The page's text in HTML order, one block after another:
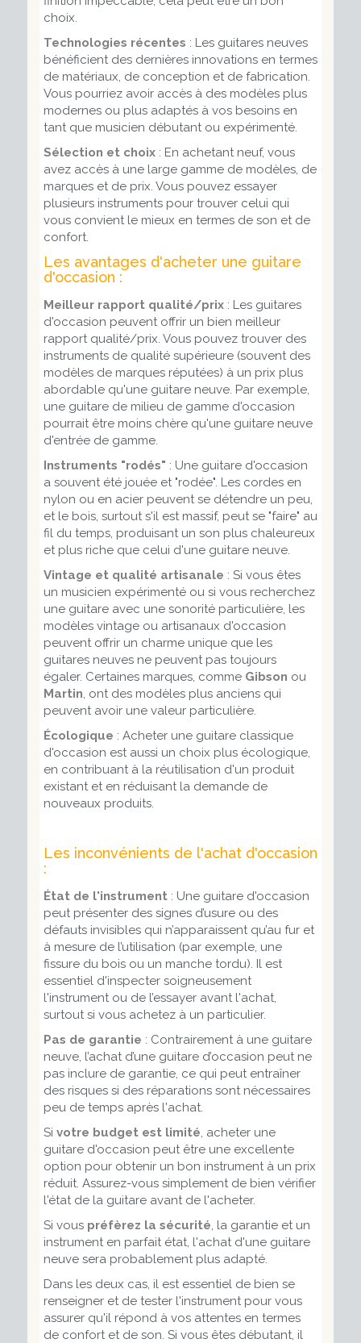
choix.
Technologies récentes : Les guitares neuves
bénéficient des dernières innovations en termes
de matériaux, de conception et de fabrication.
Vous pourriez avoir accès à des modèles plus
modernes ou plus adaptés à vos besoins en
tant que musicien débutant ou expérimenté.
Sélection et choix: En achetant neuf, vous
avez accès à une large gamme de modèles, de
marques et de prix. Vous pouvez essayer
plusieurs instruments pour trouver celui qui
vous convient le mieux en termes de son et de
confort.
Les avantages d'acheter une guitare
d'occasion :
Meilleur rapport qualité/prix: Les guitares
d'occasion peuvent offrir un bien meilleur
rapport qualité/prix. Vous pouvez trouver des
instruments de qualité supérieure (souvent des
modèles de marques réputées) à un prix plus
abordable qu'une guitare neuve. Par exemple,
une guitare de milieu de gamme d'occasion
pourrait être moins chère qu'une guitare neuve
d'entrée de gamme.
Instruments "rodés" : Une guitare d'occasion
a souvent été jouée et "rodée". Les cordes en
nylon ou en acier peuvent se détendre un peu,
et le bois, surtout s'il est massif, peut se "faire" au
fil du temps, produisant un son plus chaleureux
et plus riche que celui d'une guitare neuve.
Vintage et qualité artisanale : Si vous êtes
un musicien expérimenté ou si vous recherchez
une guitare avec une sonorité particulière, les
modèles vintage ou artisanaux d'occasion
peuvent offrir un charme unique que les
guitares neuves ne peuvent pas toujours
égaler. Certaines marques, comme Gibson ou
Martin , ont des modèles plus anciens qui
peuvent avoir une valeur particulière.
Écologique : Acheter une guitare classique
d'occasion est aussi un choix plus écologique,
en contribuant à la réutilisation d'un produit
existant et en réduisant la demande de
nouveaux produits.
Les inconvénients de l'achat d'occasion
:
État de l'instrument: Une guitare d'occasion
peut présenter des signes d’usure ou des
défauts invisibles qui n’apparaissent qu’au fur et
à mesure de l’utilisation (par exemple, une
fissure du bois ou un manche tordu). Il est
essentiel d'inspecter soigneusement
l'instrument ou de l’essayer avant l'achat,
surtout si vous achetez à un particulier.
Pas de garantie : Contrairement à une guitare
neuve, l’achat d’une guitare d’occasion peut ne
pas inclure de garantie, ce qui peut entraîner
des risques si des réparations sont nécessaires
peu de temps après l'achat.
Si votre budget est limité , acheter une
guitare d'occasion peut être une excellente
option pour obtenir un bon instrument à un prix
réduit. Assurez-vous simplement de bien vérifier
l'état de la guitare avant de l'acheter.
Si vous préfèrez la sécurité , la garantie et un
instrument en parfait état, l'achat d'une guitare
neuve sera probablement plus adapté.
Dans les deux cas, il est essentiel de bien se
renseigner et de tester l'instrument pour vous
assurer qu'il répond à vos attentes en termes
de confort et de son. Si vous êtes débutant, il